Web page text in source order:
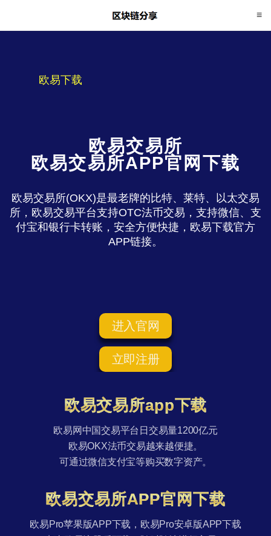
欧易下载
欧易交易所
欧易交易所APP官网下载
欧易交易所(OKX)是最老牌的比特、莱特、以太交易
所，欧易交易平台支持OTC法币交易，支持微信、支
付宝和银行卡转账，安全方便快捷，欧易下载官方
APP链接。
进入官网
立即注册
欧易交易所app下载
欧易网中国交易平台日交易量1200亿元
欧易OKX法币交易越来越便捷。
可通过微信支付宝等购买数字资产。
欧易交易所APP官网下载
欧易Pro苹果版APP下载，欧易Pro安卓版APP下载